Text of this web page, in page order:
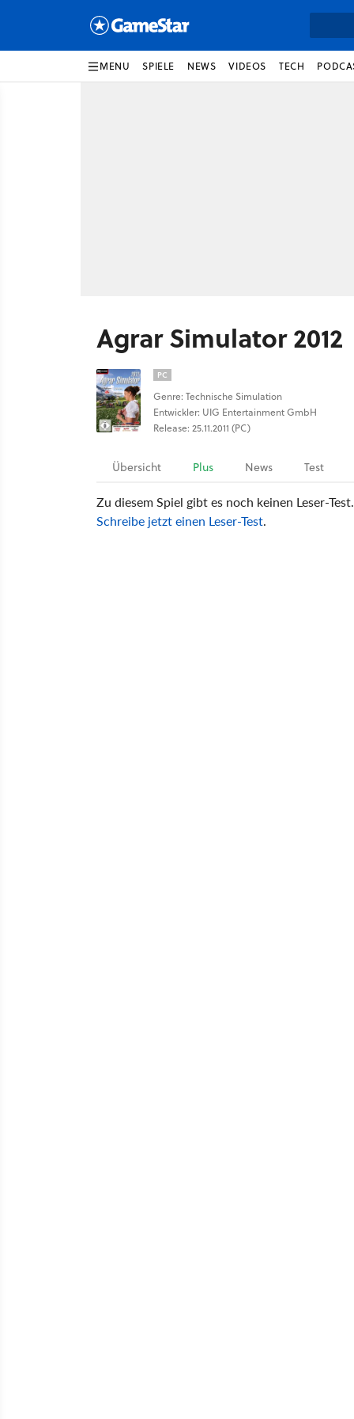
MENU SPIELE NEWS VIDEOS TECH
Agrar Simulator 2012
PC
Genre: Technische Simulation
Entwickler: UIG Entertainment GmbH
Release: 25.11.2011 (PC)
Übersicht Plus News Test
Zu diesem Spiel gibt es noch keinen Leser-Test.
Schreibe jetzt einen Leser-Test.